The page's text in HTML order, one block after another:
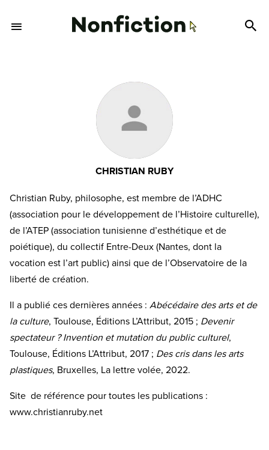
CHRISTIAN RUBY
Christian Ruby, philosophe, est membre de l’ADHC
(association pour le développement de l’Histoire culturelle),
de l’ATEP (association tunisienne d’esthétique et de
poiétique), du collectif Entre-Deux (Nantes, dont la
vocation est l’art public) ainsi que de l’Observatoire de la
liberté de création.
Il a publié ces dernières années : Abécédaire des arts et de
la culture, Toulouse, Éditions L’Attribut, 2015 ; Devenir
spectateur ? Invention et mutation du public culturel,
Toulouse, Éditions L’Attribut, 2017 ; Des cris dans les arts
plastiques, Bruxelles, La lettre volée, 2022.
Site de référence pour toutes les publications :
www.christianruby.net